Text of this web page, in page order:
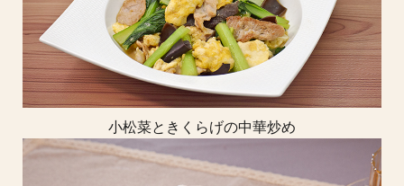
小松菜ときくらげの中華炒め